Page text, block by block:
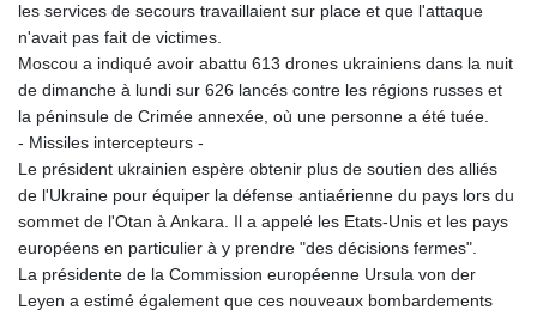
les services de secours travaillaient sur place et que l'attaque
n'avait pas fait de victimes.
Moscou a indiqué avoir abattu 613 drones ukrainiens dans la nuit
de dimanche à lundi sur 626 lancés contre les régions russes et
la péninsule de Crimée annexée, où une personne a été tuée.
- Missiles intercepteurs -
Le président ukrainien espère obtenir plus de soutien des alliés
de l'Ukraine pour équiper la défense antiaérienne du pays lors du
sommet de l'Otan à Ankara. Il a appelé les Etats-Unis et les pays
européens en particulier à y prendre "des décisions fermes".
La présidente de la Commission européenne Ursula von der
Leyen a estimé également que ces nouveaux bombardements